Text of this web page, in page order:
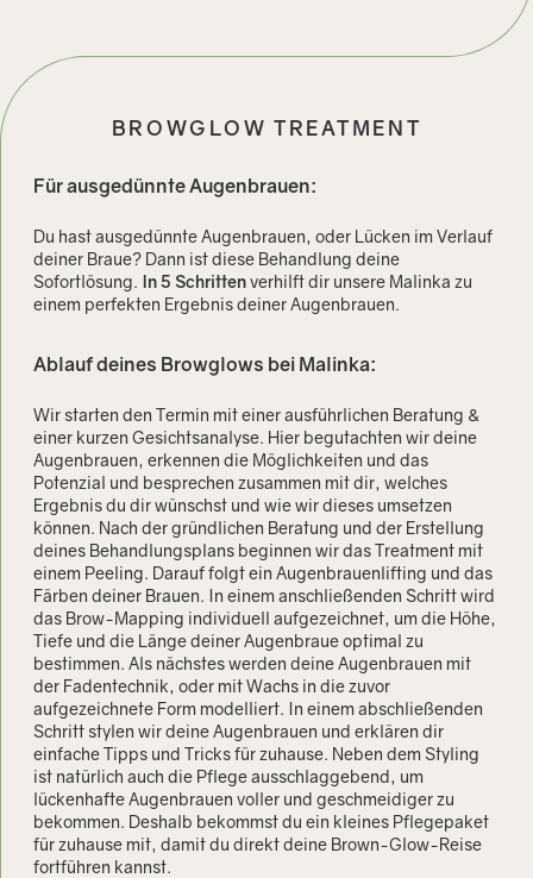
BROWGLOW TREATMENT
Für ausgedünnte Augenbrauen:
Du hast ausgedünnte Augenbrauen, oder Lücken im Verlauf
deiner Braue? Dann ist diese Behandlung deine
Sofortlösung. In 5 Schrittenverhilft dir unsere Malinka zu
einem perfekten Ergebnis deiner Augenbrauen.
Ablauf deines Browglows bei Malinka:
Wir starten den Termin mit einer ausführlichen Beratung &
einer kurzen Gesichtsanalyse. Hier begutachten wir deine
Augenbrauen, erkennen die Möglichkeiten und das
Potenzial und besprechen zusammen mit dir, welches
Ergebnis du dir wünschst und wie wir dieses umsetzen
können. Nach der gründlichen Beratung und der Erstellung
deines Behandlungsplans beginnen wir das Treatment mit
einem Peeling. Darauf folgt ein Augenbrauenlifting und das
Färben deiner Brauen. In einem anschließenden Schritt wird
das Brow-Mapping individuell aufgezeichnet, um die Höhe,
Tiefe und die Länge deiner Augenbraue optimal zu
bestimmen. Als nächstes werden deine Augenbrauen mit
der Fadentechnik, oder mit Wachs in die zuvor
aufgezeichnete Form modelliert. In einem abschließenden
Schritt stylen wir deine Augenbrauen und erklären dir
einfache Tipps und Tricks für zuhause. Neben dem Styling
ist natürlich auch die Pflege ausschlaggebend, um
lückenhafte Augenbrauen voller und geschmeidiger zu
bekommen. Deshalb bekommst du ein kleines Pflegepaket
für zuhause mit, damit du direkt deine Brown-Glow-Reise
fortführen kannst.